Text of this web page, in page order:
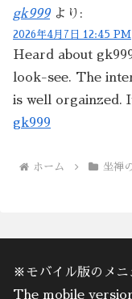
gk999 より:
2026年4月7日 12:45 PM
Heard about
look-see. The
is well orgainzed.
gk999
ホーム 坐禅
※モバイル版のメニ
The mobile